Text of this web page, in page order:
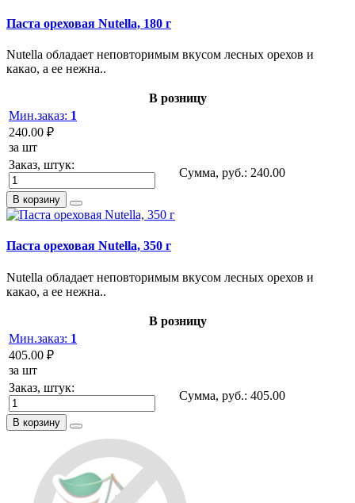
Паста ореховая Nutella, 180 г
Nutella обладает неповторимым вкусом лесных орехов и
какао, а ее нежна..
В розницу
Мин.заказ: 1
240.00 ₽
за шт
Заказ, штук:
Сумма, руб.: 240.00
В корзину
Паста ореховая Nutella, 350 г
Nutella обладает неповторимым вкусом лесных орехов и
какао, а ее нежна..
В розницу
Мин.заказ: 1
405.00 ₽
за шт
Заказ, штук:
Сумма, руб.: 405.00
В корзину